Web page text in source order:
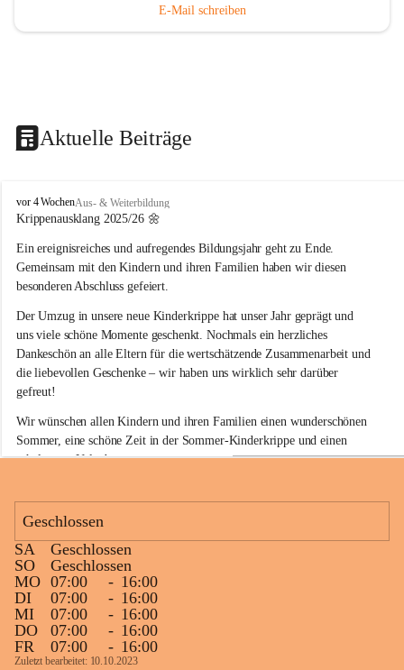
E-Mail schreiben
Aktuelle Beiträge
K
i
d
e
r
r
i
p
p
e
S
i
n
a
b
r
c
h
e
n
vor 4 WochenAus- & Weiterbildung
Krippenausklang 2025/26 🌼
Ein ereignisreiches und aufregendes Bildungsjahr geht zu Ende.
Gemeinsam mit den Kindern und ihren Familien haben wir diesen
besonderen Abschluss gefeiert.
Der Umzug in unsere neue Kinderkrippe hat unser Jahr geprägt und
uns viele schöne Momente geschenkt. Nochmals ein herzliches
Dankeschön an alle Eltern für die wertschätzende Zusammenarbeit und
die liebevollen Geschenke – wir haben uns wirklich sehr darüber
gefreut!
Wir wünschen allen Kindern und ihren Familien einen wunderschönen
Sommer, eine schöne Zeit in der Sommer-Kinderkrippe und einen
erholsamen Urlaub.
Kinder, die bei uns bleiben, freuen wir uns schon jetzt auf ein
fröhliches Wiedersehen im Herbst!
Geschlossen
SA
Geschlossen
SO
Geschlossen
MO 07:00 - 16:00
DI
07:00 - 16:00
MI
07:00 - 16:00
DO
07:00 - 16:00
FR
07:00 - 16:00
Zuletzt bearbeitet: 10.10.2023